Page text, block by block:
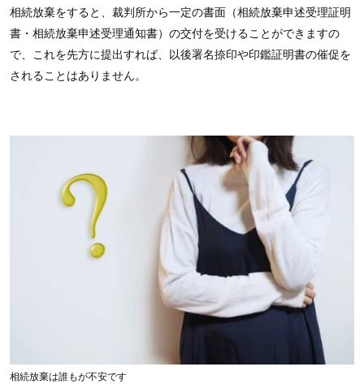
相続放棄をすると、裁判所から一定の書面（相続放棄申述受理証明
書・相続放棄申述受理通知書）の交付を受けることができますの
で、これを先方に提出すれば、以後署名捺印や印鑑証明書の催促を
されることはありません。
相続放棄は誰もが不安です